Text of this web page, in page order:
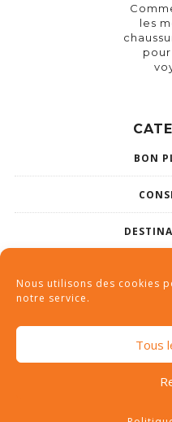
Nous utilisons des cookies
notre service.
Tous
les
BON
Tous droits réservés ©